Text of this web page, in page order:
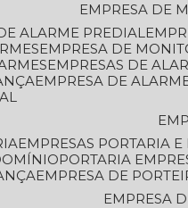
EMPRESA DE
ALARME PREDIAL
EMPRESA DE
EMPRESAS DE
EMPRESA DE
EMPRESAS PORTARIA
PORTARIA
EMPRESA DE
EMPRESA